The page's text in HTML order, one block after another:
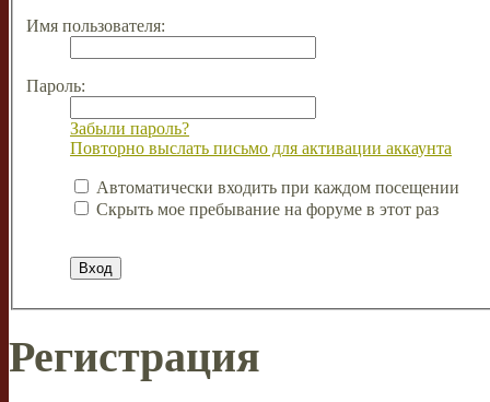
Имя пользователя:
Пароль:
Забыли пароль?
Повторно выслать письмо для активации аккаунта
Автоматически входить при каждом посещении
Скрыть мое пребывание на форуме в этот раз
Регистрация